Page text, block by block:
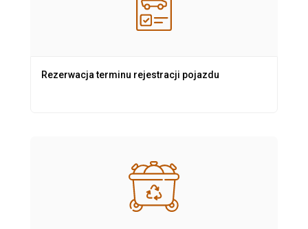
Rezerwacja terminu rejestracji pojazdu